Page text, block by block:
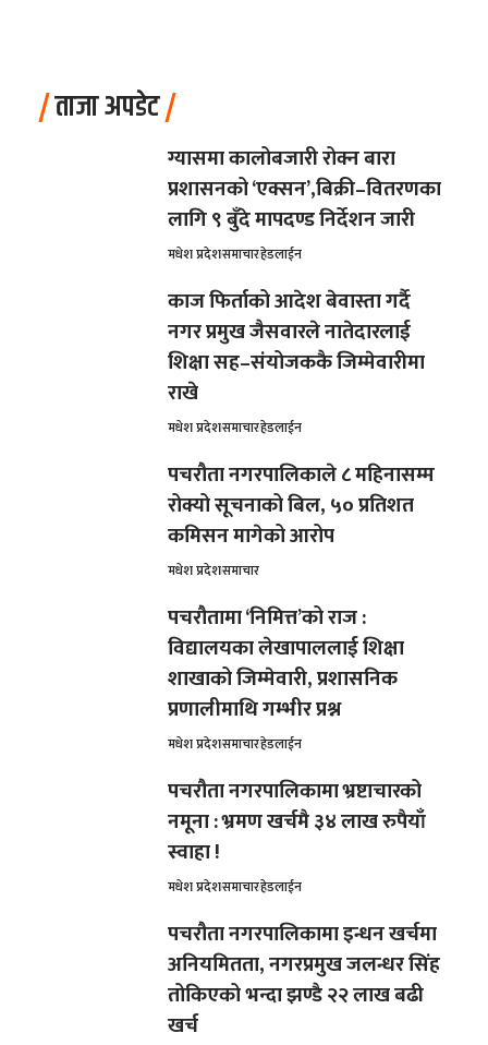
ताजा अपडेट
ग्यासमा कालोबजारी रोक्न बारा
प्रशासनको ‘एक्सन’,बिक्री–वितरणका
लागि ९ बुँदे मापदण्ड निर्देशन जारी
मधेश प्रदेशसमाचारहेडलाईन
काज फिर्ताको आदेश बेवास्ता गर्दै
नगर प्रमुख जैसवारले नातेदारलाई
शिक्षा सह–संयोजककै जिम्मेवारीमा
राखे
मधेश प्रदेशसमाचारहेडलाईन
पचरौता नगरपालिकाले ८ महिनासम्म
रोक्यो सूचनाको बिल, ५० प्रतिशत
कमिसन मागेको आरोप
मधेश प्रदेशसमाचार
पचरौतामा ‘निमित्त’को राज :
विद्यालयका लेखापाललाई शिक्षा
शाखाको जिम्मेवारी, प्रशासनिक
प्रणालीमाथि गम्भीर प्रश्न
मधेश प्रदेशसमाचारहेडलाईन
पचरौता नगरपालिकामा भ्रष्टाचारको
नमूना : भ्रमण खर्चमै ३४ लाख रुपैयाँ
स्वाहा !
मधेश प्रदेशसमाचारहेडलाईन
पचरौता नगरपालिकामा इन्धन खर्चमा
अनियमितता, नगरप्रमुख जलन्धर सिंह
तोकिएको भन्दा झण्डै २२ लाख बढी
खर्च